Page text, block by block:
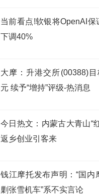
当前看点!软银将OpenAI保
下调40%
大摩：升港交所(00388)
元 续予“增持”评级-热消息
今日热文：内蒙古大青山“
返乡创业引客来
钱江摩托发布声明：“国内
剿张雪机车”系不实言论